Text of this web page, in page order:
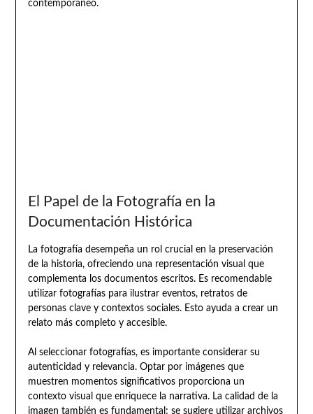
contemporáneo.
El Papel de la Fotografía en la
Documentación Histórica
La fotografía desempeña un rol crucial en la preservación
de la historia, ofreciendo una representación visual que
complementa los documentos escritos. Es recomendable
utilizar fotografías para ilustrar eventos, retratos de
personas clave y contextos sociales. Esto ayuda a crear un
relato más completo y accesible.
Al seleccionar fotografías, es importante considerar su
autenticidad y relevancia. Optar por imágenes que
muestren momentos significativos proporciona un
contexto visual que enriquece la narrativa. La calidad de la
imagen también es fundamental; se sugiere utilizar archivos